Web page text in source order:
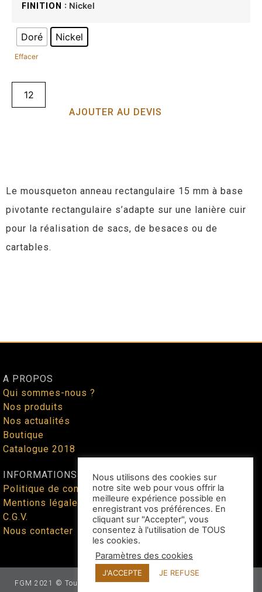
FINITION : Nickel
Doré Nickel
Effacer
AJOUTER AU DEVIS
Le mousqueton anneau rectangulaire 15 mm à base
pivotante rectangulaire s’adapte sur une lanière cuir
pour la réalisation de sacs, de besaces ou de
cartables.
A PROPOS
Qui sommes-nous ?
Nos produits
Nos actualités
Boutique
Catalogue 2018
INFORMATIONS
Politique de confidentialité
Mentions légales
C.G.V.
Nous contacter
FGM 2021 © Tous droits réservés - Site web façonné par
Nous utilisons des cookies sur
notre site web pour vous offrir la
meilleure expérience possible en
enregistrant vos préférences. En
cliquant sur "Accepter", vous
consentez à l'utilisation de TOUS
les cookies.
Paramètres des cookies
J'ACCEPTE JE REFUSE